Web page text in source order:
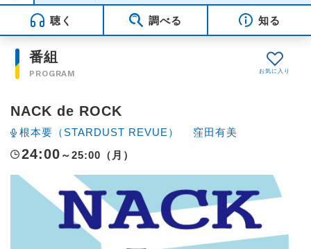
聴く 調べる 知る
番組
PROGRAM
NACK de ROCK
根本要（STARDUST REVUE） 窪田有美
24:00 ～25:00（月）